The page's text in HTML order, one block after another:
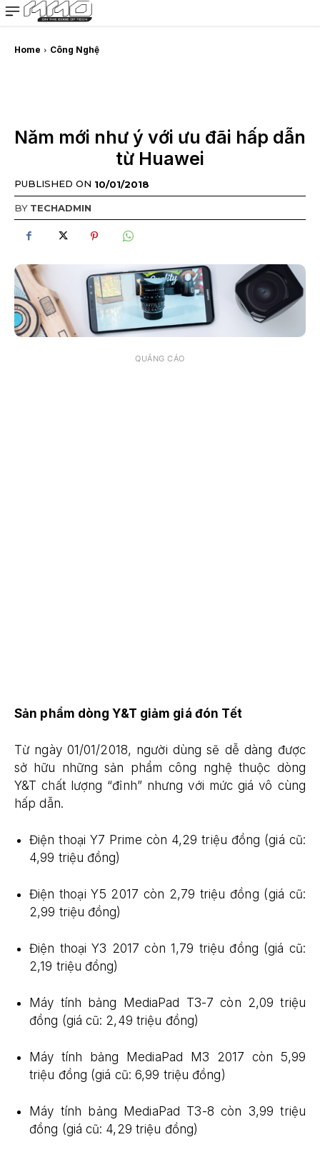
MMOSITE - Thông tin công nghệ
Bài viết nổi bật
Home Công Nghệ
Năm mới như ý với ưu đãi hấp dẫn
từ Huawei
PUBLISHED ON 10/01/2018
BY TECHADMIN
QUẢNG CÁO
Sản phẩm dòng Y&T giảm giá đón Tết
Từ ngày 01/01/2018, người dùng sẽ dễ dàng được
sở hữu những sản phẩm công nghệ thuộc dòng
Y&T chất lượng “đỉnh” nhưng với mức giá vô cùng
hấp dẫn.
Điện thoại Y7 Prime còn 4,29 triệu đồng (giá cũ:
4,99 triệu đồng)
Điện thoại Y5 2017 còn 2,79 triệu đồng (giá cũ:
2,99 triệu đồng)
Điện thoại Y3 2017 còn 1,79 triệu đồng (giá cũ:
2,19 triệu đồng)
Máy tính bảng MediaPad T3-7 còn 2,09 triệu
đồng (giá cũ: 2,49 triệu đồng)
Máy tính bảng MediaPad M3 2017 còn 5,99
triệu đồng (giá cũ: 6,99 triệu đồng)
Máy tính bảng MediaPad T3-8 còn 3,99 triệu
đồng (giá cũ: 4,29 triệu đồng)